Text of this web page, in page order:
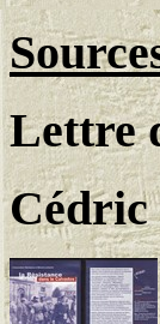
Lettre
Cédric